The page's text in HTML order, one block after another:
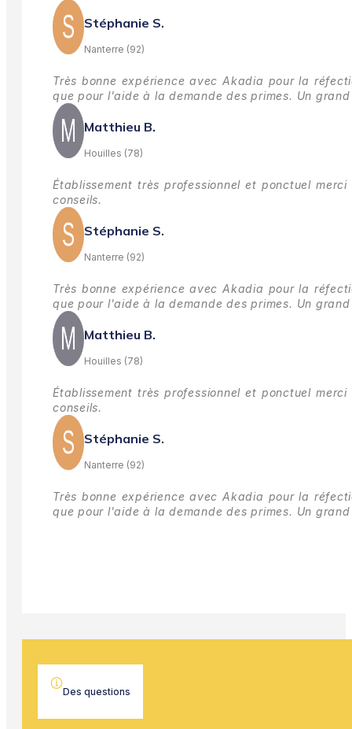
Stéphanie S.
Nanterre (92)
Très bonne expérience avec Akadia pour la
que pour l'aide à la demande des primes. Un
Matthieu B.
Houilles (78)
Établissement très professionnel et ponctuel
conseils.
Stéphanie S.
Nanterre (92)
Très bonne expérience avec Akadia pour la
que pour l'aide à la demande des primes. Un
Matthieu B.
Houilles (78)
Établissement très professionnel et ponctuel
conseils.
Stéphanie S.
Nanterre (92)
Très bonne expérience avec Akadia pour la
que pour l'aide à la demande des primes. Un
Des questions